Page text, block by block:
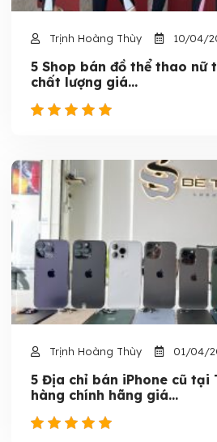
Trịnh Hoàng Thùy 10/04/
5 Shop bán đồ thể thao nữ
chất lượng giá...
Trịnh Hoàng Thùy 01/04/
5 Địa chỉ bán iPhone cũ tại
hàng chính hãng giá...